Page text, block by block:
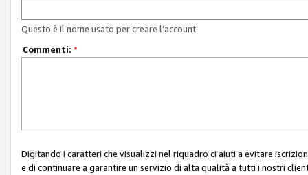
Questo è il nome usato per creare l'account.
Commenti: *
Digitando i caratteri che visualizzi nel riquadro ci aiuti a evitare
e di continuare a garantire un servizio di alta qualità a tutti i nostri